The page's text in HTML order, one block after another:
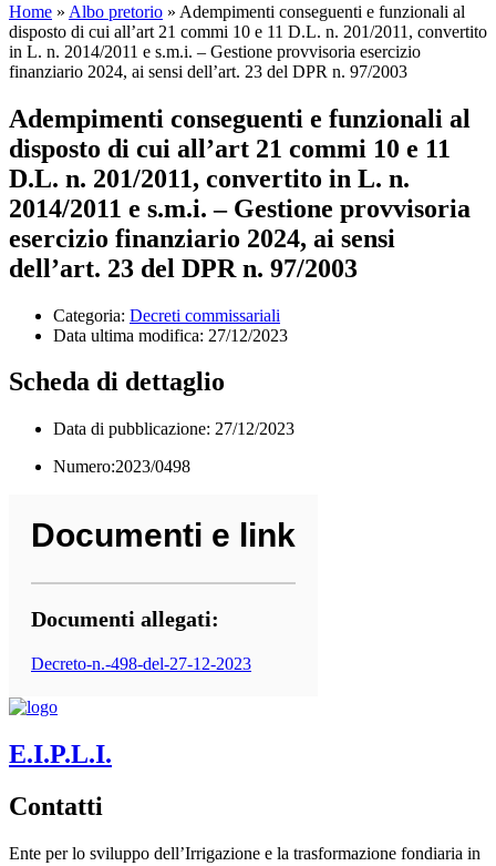
Home » Albo pretorio » Adempimenti conseguenti e funzionali al
disposto di cui all’art 21 commi 10 e 11 D.L. n. 201/2011, convertito
in L. n. 2014/2011 e s.m.i. – Gestione provvisoria esercizio
finanziario 2024, ai sensi dell’art. 23 del DPR n. 97/2003
Adempimenti conseguenti e funzionali al
disposto di cui all’art 21 commi 10 e 11
D.L. n. 201/2011, convertito in L. n.
2014/2011 e s.m.i. – Gestione provvisoria
esercizio finanziario 2024, ai sensi
dell’art. 23 del DPR n. 97/2003
Categoria: Decreti commissariali
Data ultima modifica: 27/12/2023
Scheda di dettaglio
Data di pubblicazione: 27/12/2023
Numero:2023/0498
Documenti e link
Documenti allegati:
Decreto-n.-498-del-27-12-2023
E.I.P.L.I.
Contatti
Ente per lo sviluppo dell’Irrigazione e la trasformazione fondiaria in